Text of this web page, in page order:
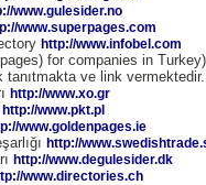
www.gulesider.no
www.superpages.com
http://www.infobel.com
for companies in Turkey)
ve link vermektedir.
http://www.xo.gr
http://www.pkt.pl
www.goldenpages.ie
http://
http://www.degulesider.dk
www.directories.ch